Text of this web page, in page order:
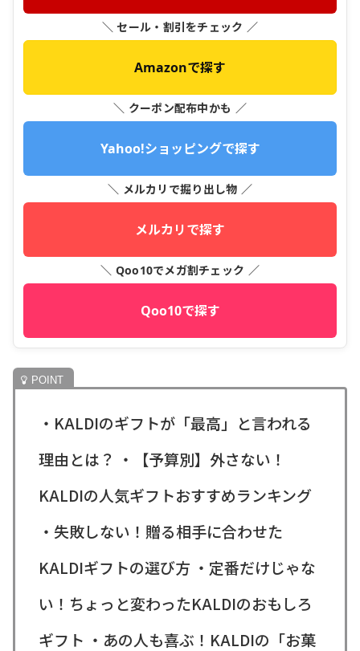
＼ セール・割引をチェック ／
Amazonで探す
＼ クーポン配布中かも ／
Yahoo!ショッピングで探す
＼ メルカリで掘り出し物 ／
メルカリで探す
＼ Qoo10でメガ割チェック ／
Qoo10で探す
・KALDIのギフトが「最高」と言われる
理由とは？ ・【予算別】外さない！
KALDIの人気ギフトおすすめランキング
・失敗しない！贈る相手に合わせた
KALDIギフトの選び方 ・定番だけじゃな
い！ちょっと変わったKALDIのおもしろ
ギフト ・あの人も喜ぶ！KALDIの「お菓